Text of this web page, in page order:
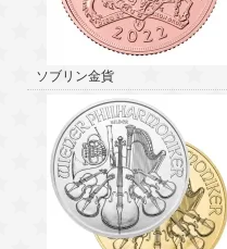
ソブリン金貨